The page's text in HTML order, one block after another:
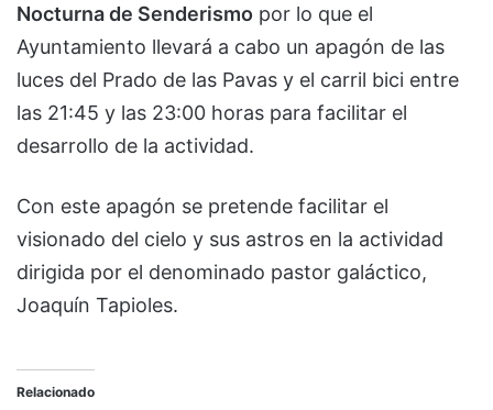
Nocturna de Senderismo por lo que el
Ayuntamiento llevará a cabo un apagón de las
luces del Prado de las Pavas y el carril bici entre
las 21:45 y las 23:00 horas para facilitar el
desarrollo de la actividad.
Con este apagón se pretende facilitar el
visionado del cielo y sus astros en la actividad
dirigida por el denominado pastor galáctico,
Joaquín Tapioles.
Relacionado